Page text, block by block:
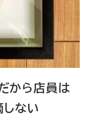
から店員は
ない